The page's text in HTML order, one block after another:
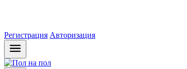
Регистрация Авторизация